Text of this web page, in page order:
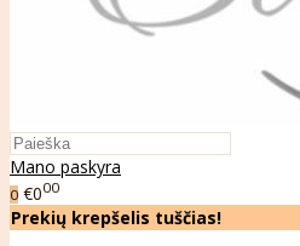
Mano paskyra
0 €000
Prekių krepšelis tuščias!